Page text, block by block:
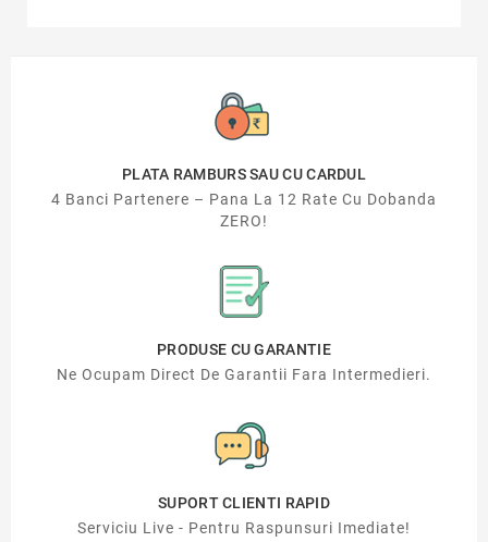
PLATA RAMBURS SAU CU CARDUL
4 Banci Partenere – Pana La 12 Rate Cu Dobanda
ZERO!
PRODUSE CU GARANTIE
Ne Ocupam Direct De Garantii Fara Intermedieri.
SUPORT CLIENTI RAPID
Serviciu Live - Pentru Raspunsuri Imediate!